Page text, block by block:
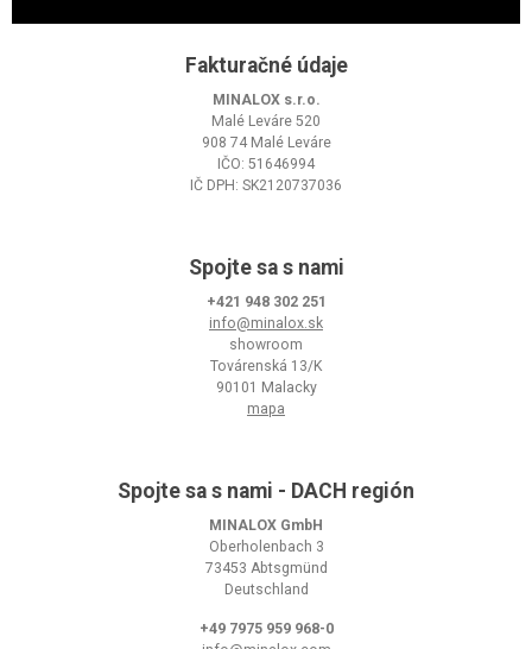
Fakturačné údaje
MINALOX s.r.o.
Malé Leváre 520
908 74 Malé Leváre
IČO: 51646994
IČ DPH: SK2120737036
Spojte sa s nami
+421 948 302 251
info@minalox.sk
showroom
Továrenská 13/K
90101 Malacky
mapa
Spojte sa s nami - DACH región
MINALOX GmbH
Oberholenbach 3
73453 Abtsgmünd
Deutschland
+49 7975 959 968-0